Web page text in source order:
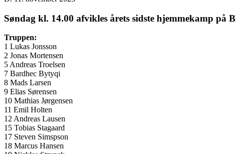
Søndag kl. 14.00 afvikles årets sidste hjemmekamp
Truppen:
1 Lukas Jonsson
2 Jonas Mortensen
5 Andreas Troelsen
7 Bardhec Bytyqi
8 Mads Larsen
9 Elias Sørensen
10 Mathias Jørgensen
11 Emil Holten
12 Andreas Lausen
15 Tobias Stagaard
17 Steven Simspson
18 Marcus Hansen